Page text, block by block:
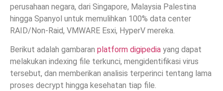
perusahaan negara, dari Singapore, Malaysia Palestina
hingga Spanyol untuk memulihkan 100% data center
RAID/Non-Raid, VMWARE Esxi, HyperV mereka.
Berikut adalah gambaran platform digipedia yang dapat
melakukan indexing file terkunci, mengidentifikasi virus
tersebut, dan memberikan analisis terperinci tentang lama
proses decrypt hingga kesehatan tiap file.